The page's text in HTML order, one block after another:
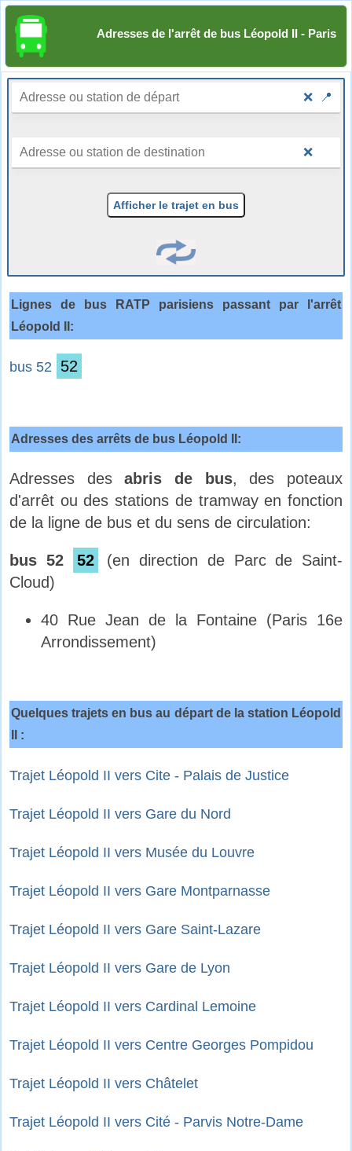
Adresses de l'arrêt de bus Léopold II - Paris
❌ 📍
❌
Afficher le trajet en bus
Lignes de bus RATP parisiens passant par l'arrêt
Léopold II:
bus 52 52
Adresses des arrêts de bus Léopold II:
Adresses desabris de bus, des poteaux
d'arrêt ou des stations de tramway en fonction
de la ligne de bus et du sens de circulation:
bus 52 52
(en direction de Parc de Saint-
Cloud)
40 Rue Jean de la Fontaine (Paris 16e
Arrondissement)
Quelques trajets en bus au départ de la station Léopold
II :
Trajet Léopold II vers Cite - Palais de Justice
Trajet Léopold II vers Gare du Nord
Trajet Léopold II vers Musée du Louvre
Trajet Léopold II vers Gare Montparnasse
Trajet Léopold II vers Gare Saint-Lazare
Trajet Léopold II vers Gare de Lyon
Trajet Léopold II vers Cardinal Lemoine
Trajet Léopold II vers Centre Georges Pompidou
Trajet Léopold II vers Châtelet
Trajet Léopold II vers Cité - Parvis Notre-Dame